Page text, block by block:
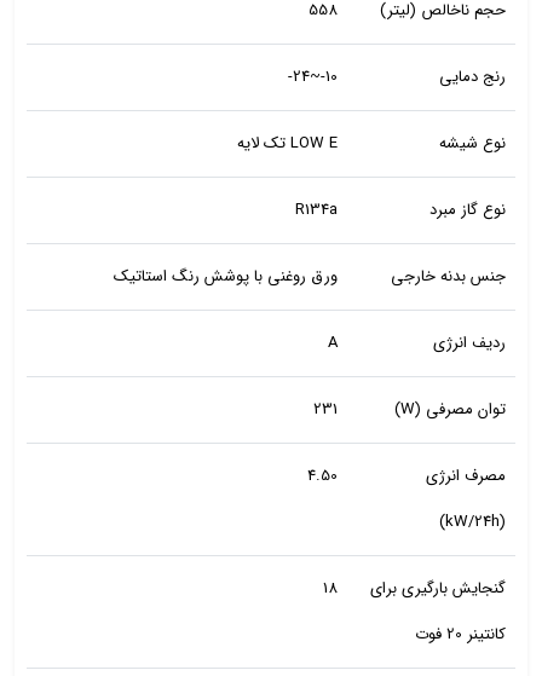
حجم ناخالص (لیتر) 558
رنج دمایی 10-~24-
نوع شیشه LOW E تک لایه
نوع گاز مبرد R134a
جنس بدنه خارجی ورق روغنی با پوشش رنگ استاتیک
ردیف انرژی A
توان مصرفی (W) 231
مصرف انرژی
(kW/24h)
4.50
گنجایش بارگیری برای
کانتینر 20 فوت
18